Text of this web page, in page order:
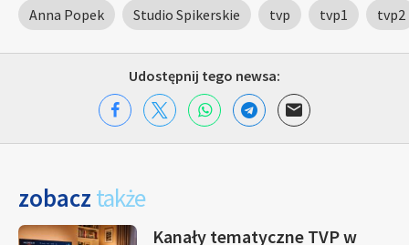
Anna Popek Studio Spikerskie tvp tvp1 tvp2
Udostępnij tego newsa:
zobacz także
Kanały tematyczne TVP w